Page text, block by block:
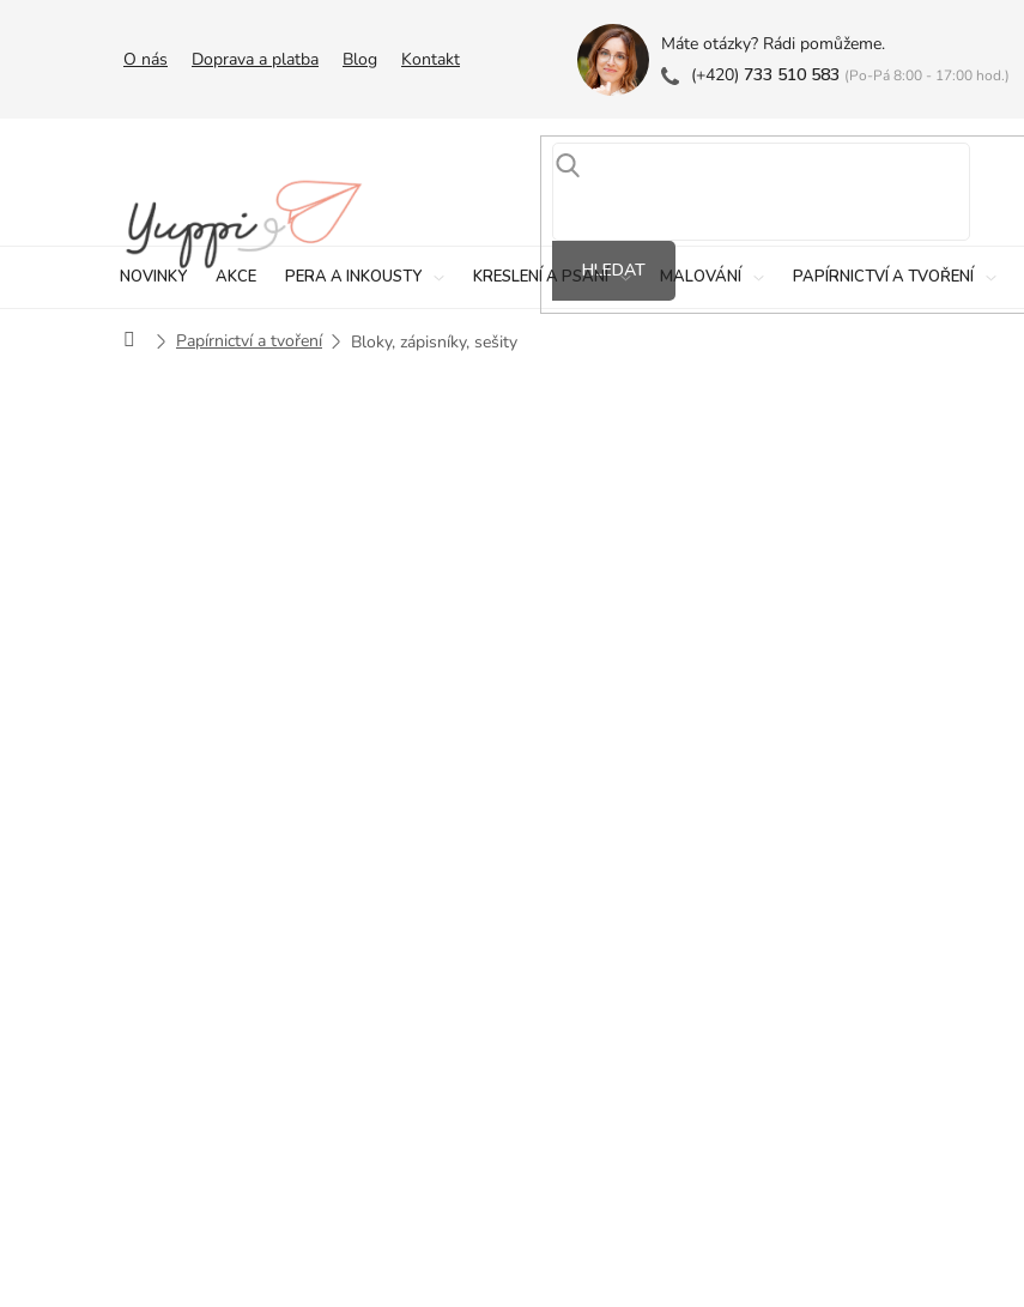
O nás Doprava a platba Blog Kontakt
Máte otázky? Rádi pomůžeme.
(+420) 733 510 583 (Po-Pá 8:00 - 17:00 hod.)
HLEDAT
NOVINKY AKCE PERA A INKOUSTY KRESLENÍ A PSANÍ MALOVÁNÍ PAPÍRNICTVÍ A TVOŘENÍ
DomůPapírnictví a tvoření Bloky, zápisníky, sešity